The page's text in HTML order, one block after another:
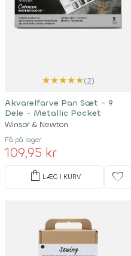
★★★★★(2)
Akvarelfarve Pan Sæt - 9
Dele - Metallic Pocket
Winsor & Newton
Få på lager
109,95 kr
shopping_bag LÆG I KURV favorite